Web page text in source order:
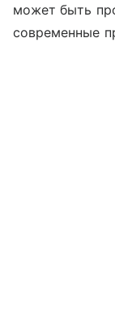
может быть
современные